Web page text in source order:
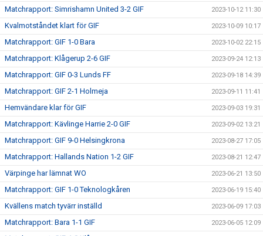
Matchrapport: Simrishamn United 3-2 GIF 2023-10-12 11:30
Kvalmotståndet klart för GIF 2023-10-09 10:17
Matchrapport: GIF 1-0 Bara 2023-10-02 22:15
Matchrapport: Klågerup 2-6 GIF 2023-09-24 12:13
Matchrapport: GIF 0-3 Lunds FF 2023-09-18 14:39
Matchrapport: GIF 2-1 Holmeja 2023-09-11 11:41
Hemvändare klar för GIF 2023-09-03 19:31
Matchrapport: Kävlinge Harrie 2-0 GIF 2023-09-02 13:21
Matchrapport: GIF 9-0 Helsingkrona 2023-08-27 17:05
Matchrapport: Hallands Nation 1-2 GIF 2023-08-21 12:47
Värpinge har lämnat WO 2023-06-21 13:50
Matchrapport: GIF 1-0 Teknologkåren 2023-06-19 15:40
Kvällens match tyvärr inställd 2023-06-09 17:03
Matchrapport: Bara 1-1 GIF 2023-06-05 12:09